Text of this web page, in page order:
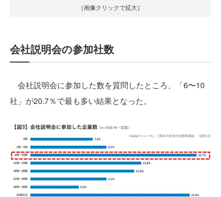
［画像クリックで拡大］
会社説明会の参加社数
会社説明会に参加した数を質問したところ、「6〜10
社」が20.7％で最も多い結果となった。